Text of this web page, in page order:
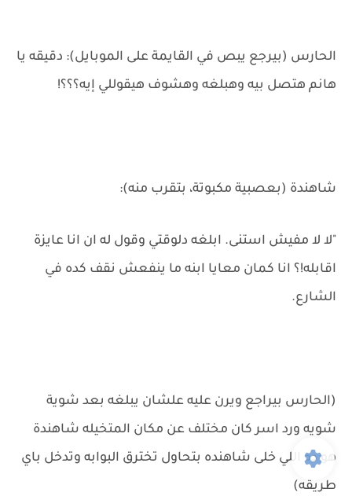
الحارس (بيرجع يبص في القايمة على الموبايل): دقيقه يا
هانم هتصل بيه وهبلغه وهشوف هيقوللي إيه؟؟؟!
شاهندة (بعصبية مكبوتة، بتقرب منه):
"لا لا مفيش استنى. ابلغه دلوقتي وقول له ان انا عايزة
اقابله!؟ انا كمان معايا ابنه ما ينفعش نقف كده في
الشارع.
(الحارس بيراجع ويرن عليه علشان يبلغه بعد شوية
شويه ورد اسر كان مختلف عن مكان المتخيله شاهندة
هو ده اللي خلى شاهنده بتحاول تخترق البوابه وتدخل باي
طريقه)